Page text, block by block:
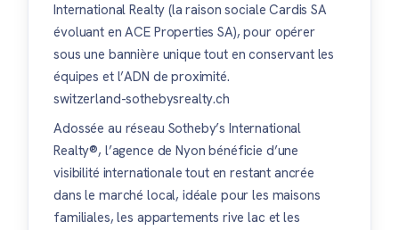
International Realty (la raison sociale Cardis SA
évoluant en ACE Properties SA), pour opérer
sous une bannière unique tout en conservant les
équipes et l’ADN de proximité.
switzerland-sothebysrealty.ch
Adossée au réseau Sotheby’s International
Realty®, l’agence de Nyon bénéficie d’une
visibilité internationale tout en restant ancrée
dans le marché local, idéale pour les maisons
familiales, les appartements rive lac et les